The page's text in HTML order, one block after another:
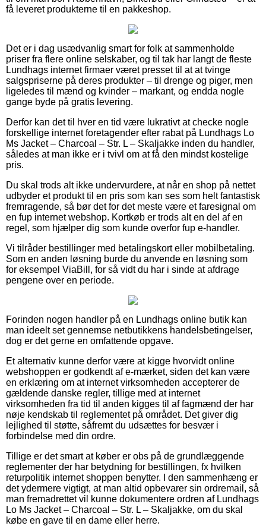
få leveret produkterne til en pakkeshop.
Det er i dag usædvanlig smart for folk at sammenholde
priser fra flere online selskaber, og til tak har langt de fleste
Lundhags internet firmaer været presset til at at tvinge
salgspriserne på deres produkter – til drenge og piger, men
ligeledes til mænd og kvinder – markant, og endda nogle
gange byde på gratis levering.
Derfor kan det til hver en tid være lukrativt at checke nogle
forskellige internet foretagender efter rabat på Lundhags Lo
Ms Jacket – Charcoal – Str. L – Skaljakke inden du handler,
således at man ikke er i tvivl om at få den mindst kostelige
pris.
Du skal trods alt ikke undervurdere, at når en shop på nettet
udbyder et produkt til en pris som kan ses som helt fantastisk
fremragende, så bør det for det meste være et faresignal om
en fup internet webshop. Kortkøb er trods alt en del af en
regel, som hjælper dig som kunde overfor fup e-handler.
Vi tilråder bestillinger med betalingskort eller mobilbetaling.
Som en anden løsning burde du anvende en løsning som
for eksempel ViaBill, for så vidt du har i sinde at afdrage
pengene over en periode.
Forinden nogen handler på en Lundhags online butik kan
man ideelt set gennemse netbutikkens handelsbetingelser,
dog er det gerne en omfattende opgave.
Et alternativ kunne derfor være at kigge hvorvidt online
webshoppen er godkendt af e-mærket, siden det kan være
en erklæring om at internet virksomheden accepterer de
gældende danske regler, tillige med at internet
virksomheden fra tid til anden kigges til af fagmænd der har
nøje kendskab til reglementet på området. Det giver dig
lejlighed til støtte, såfremt du udsættes for besvær i
forbindelse med din ordre.
Tillige er det smart at køber er obs på de grundlæggende
reglementer der har betydning for bestillingen, fx hvilken
returpolitik internet shoppen benytter. I den sammenhæng er
det ydermere vigtigt, at man altid opbevarer sin ordremail, så
man fremadrettet vil kunne dokumentere ordren af Lundhags
Lo Ms Jacket – Charcoal – Str. L – Skaljakke, om du skal
købe en gave til en dame eller herre.